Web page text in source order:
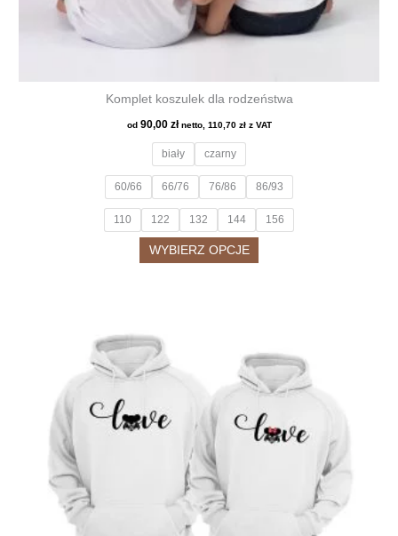
Komplet koszulek dla rodzeństwa
od 90,00 zł netto, 110,70 złz VAT
biały czarny
60/66 66/76 76/86 86/93
110 122 132 144 156
WYBIERZ OPCJE
Opcje
można
na